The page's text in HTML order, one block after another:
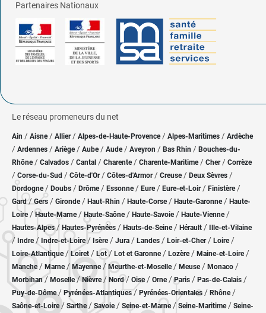
Partenaires Nationaux
Le réseau promeneurs du net
Ain / Aisne/ Allier/ Alpes-de-Haute-Provence / Alpes-Maritimes / Ardèche
/ Ardennes / Ariège/ Aube/ Aude / Aveyron / Bas Rhin / Bouches-du-
Rhône/ Calvados / Cantal / Charente / Charente-Maritime/ Cher / Corrèze
/ Corse-du-Sud / Côte-d'Or / Côtes-d'Armor/ Creuse/ Deux Sèvres /
Dordogne/ Doubs / Drôme/ Essonne / Eure/ Eure-et-Loir / Finistère/
Gard/Gers / Gironde/ Haut-Rhin / Haute-Corse/ Haute-Garonne/ Haute-
Loire/Haute-Marne/ Haute-Saône/ Haute-Savoie/ Haute-Vienne/
Hautes-Alpes/ Hautes-Pyrénées / Hauts-de-Seine/ Hérault / Ille-et-Vilaine
/ Indre/ Indre-et-Loire/ Isère/ Jura / Landes / Loir-et-Cher/ Loire/
Loire-Atlantique/ Loiret / Lot/ Lot et Garonne/ Lozère / Maine-et-Loire/
Manche/ Marne/ Mayenne/ Meurthe-et-Moselle/ Meuse/ Monaco /
Morbihan/ Moselle/ Nièvre / Nord/ Oise / Orne/Paris / Pas-de-Calais /
Puy-de-Dôme/ Pyrénées-Atlantiques / Pyrénées-Orientales / Rhône/
Saône-et-Loire/ Sarthe/ Savoie/ Seine-et-Marne/ Seine-Maritime/ Seine-